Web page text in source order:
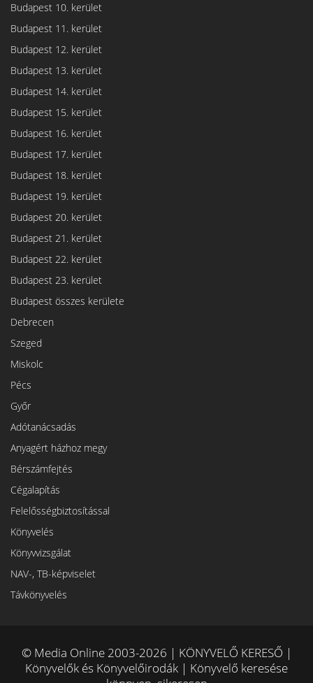
Budapest 10. kerület
Budapest 11. kerület
Budapest 12. kerület
Budapest 13. kerület
Budapest 14. kerület
Budapest 15. kerület
Budapest 16. kerület
Budapest 17. kerület
Budapest 18. kerület
Budapest 19. kerület
Budapest 20. kerület
Budapest 21. kerület
Budapest 22. kerület
Budapest 23. kerület
Budapest összes kerülete
Debrecen
Szeged
Miskolc
Pécs
Győr
Adótanácsadás
Anyagért házhoz megy
Bérszámfejtés
Cégalapítás
Felelősségbiztosítással
Könyvelés
Könyvvizsgálat
NAV-, TB-képviselet
Távkönyvelés
© Media Online 2003-2026 | KÖNYVELŐ KERESŐ |
Könyvelők és Könyvelőirodák | Könyvelő keresése